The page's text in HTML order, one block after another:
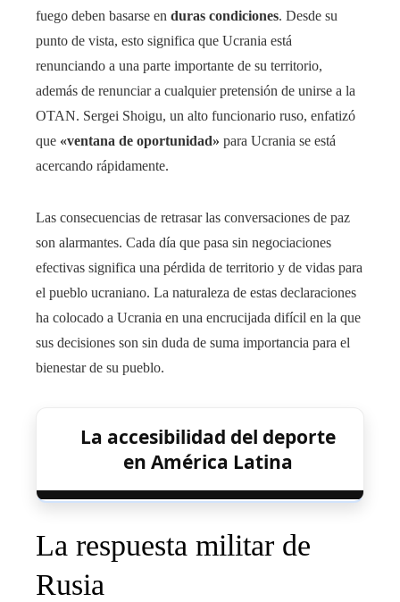
fuego deben basarse en duras condiciones. Desde su
punto de vista, esto significa que Ucrania está
renunciando a una parte importante de su territorio,
además de renunciar a cualquier pretensión de unirse a la
OTAN. Sergei Shoigu, un alto funcionario ruso, enfatizó
que «ventana de oportunidad» para Ucrania se está
acercando rápidamente.
Las consecuencias de retrasar las conversaciones de paz
son alarmantes. Cada día que pasa sin negociaciones
efectivas significa una pérdida de territorio y de vidas para
el pueblo ucraniano. La naturaleza de estas declaraciones
ha colocado a Ucrania en una encrucijada difícil en la que
sus decisiones son sin duda de suma importancia para el
bienestar de su pueblo.
La accesibilidad del deporte
en América Latina
La respuesta militar de
Rusia